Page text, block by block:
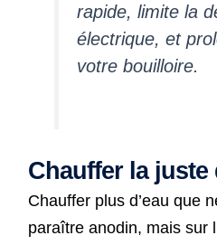
rapide, limite la
électrique, et
votre bouilloire.
Chauffer la juste
Chauffer plus d’eau que
paraître anodin, mais sur